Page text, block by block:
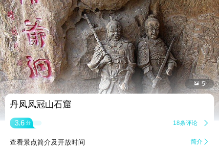
 5
丹凤凤冠山石窟
3.6 分 18条评论 
查看景点简介及开放时间 简介 
